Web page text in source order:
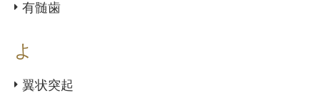
有髄歯
よ
翼状突起